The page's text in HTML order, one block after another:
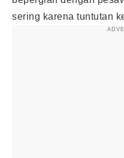
sering karena tuntutan